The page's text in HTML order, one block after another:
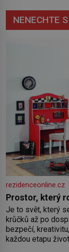
NENECHTE
rezidenceonline.cz
Prostor, který
Je to svět, který
krůčků až po
bezpečí,
každou etapu